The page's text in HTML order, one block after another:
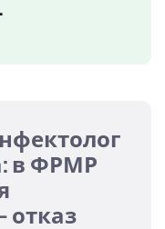
в ФРМР
отказ